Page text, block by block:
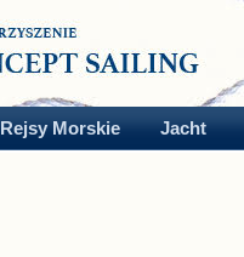
Rejsy Morskie Jacht